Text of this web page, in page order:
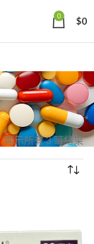
0 $0
顯示所有 3 筆結果依